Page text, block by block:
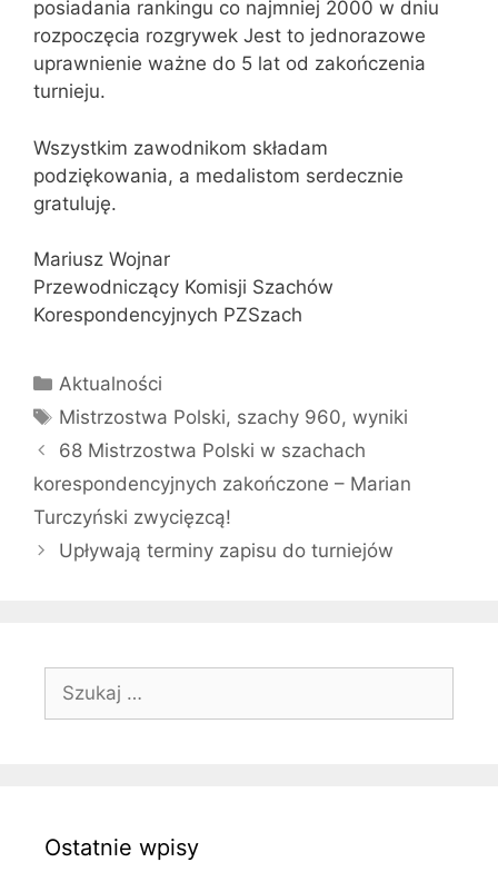
posiadania rankingu co najmniej 2000 w dniu
rozpoczęcia rozgrywek Jest to jednorazowe
uprawnienie ważne do 5 lat od zakończenia
turnieju.
Wszystkim zawodnikom składam
podziękowania, a medalistom serdecznie
gratuluję.
Mariusz Wojnar
Przewodniczący Komisji Szachów
Korespondencyjnych PZSzach
Kategorie
Aktualności
Tagi
Mistrzostwa Polski, szachy 960,wyniki
68 Mistrzostwa Polski w szachach
korespondencyjnych zakończone – Marian
Turczyński zwycięzcą!
Upływają terminy zapisu do turniejów
Szukaj:
Ostatnie wpisy